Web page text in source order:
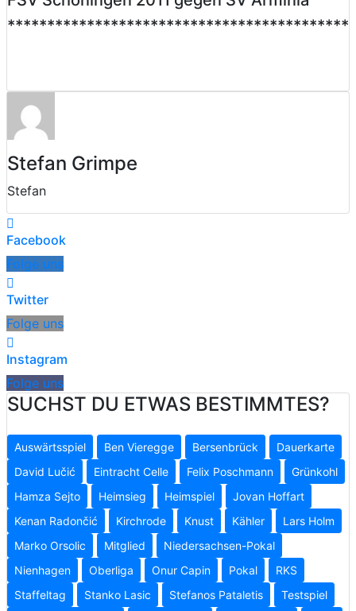
*******************************************
Stefan Grimpe
Stefan
Facebook
Folge uns
Twitter
Folge uns
Instagram
Folge uns
SUCHST DU ETWAS BESTIMMTES?
Auswärtsspiel Ben Vieregge Bersenbrück
Dauerkarte
David Lučić
Eintracht Celle Felix Poschmann
Grünkohl
Hamza Sejto
Heimsieg Heimspiel
Jovan Hoffart
Kenan Radončić
Kirchrode Knust Kähler
Lars Holm
Marko Orsolic
Mitglied
Niedersachsen-Pokal
Nienhagen
Oberliga Onur Capin Pokal
RKS
Staffeltag
Stanko Lasic Stefanos Pataletis
Testspiel